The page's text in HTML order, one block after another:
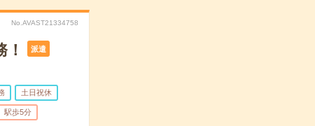
No.AVAST21334758
派遣
土日祝休
駅歩5分